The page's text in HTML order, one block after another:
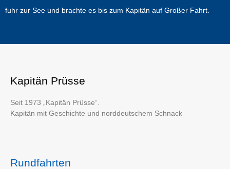
fuhr zur See und brachte es bis zum Kapitän auf Großer Fahrt.
Kapitän Prüsse
Seit 1973 „Kapitän Prüsse“.
Kapitän mit Geschichte und norddeutschem Schnack
Rundfahrten